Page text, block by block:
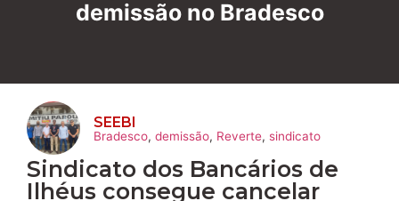
demissão no Bradesco
SEEBI
Bradesco, demissão, Reverte, sindicato
Sindicato dos Bancários de
Ilhéus consegue cancelar